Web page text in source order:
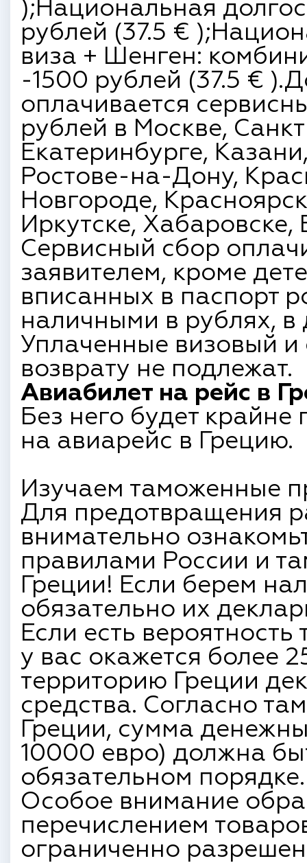
);Национальная
рублей (37.5 €
виза + Шенген:
-1500 рублей (37.5 €
оплачивается
рублей в Москве,
Екатеринбурге,
Ростове-на-Дону,
Новгороде,
Иркутске,
Сервисный сбор
заявителем, кроме
вписанных в паспорт
наличными в рублях, в
Уплаченные визовый
возврату не подлежат.
Авиабилет на рейс в
Без него будет
на авиарейс в Грецию.
Изучаем таможенные
Для предотвращения
внимательно
правилами России и
Греции! Если берем
обязательно их
Если есть
у вас окажется более
территорию Греции
средства. Согласно
Греции, сумма
10000 евро) должна
обязательном порядке.
Особое внимание
перечислением
ограниченно